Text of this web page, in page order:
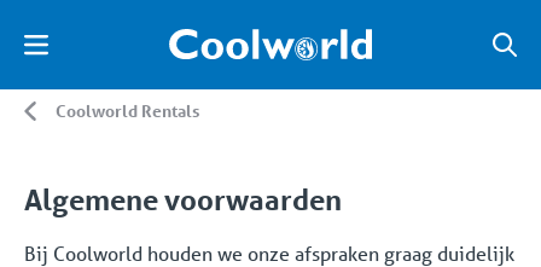
Coolworld Rentals
Algemene voorwaarden
Bij Coolworld houden we onze afspraken graag duidelijk